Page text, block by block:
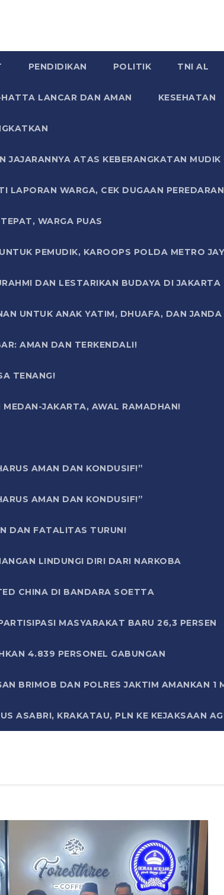
PENDIDIKAN POLITIK TNI AL
LANCAR DAN AMAN KESEHATAN
JAJARANNYA ATAS KEBERANGKATAN
LAPORAN WARGA, CEK DUGAAN
WARGA PUAS
PEMUDIK, KAROOPS POLDA METRO
DAN LESTARIKAN BUDAYA DI JAKARTA
UNTUK ANAK YATIM, DHUAFA, DAN
AMAN DAN TERKENDALI!
TENANG!
MEDAN-JAKARTA, AWAL RAMADHAN!
AMAN DAN KONDUSIF!”
AMAN DAN KONDUSIF!”
DAN FATALITAS TURUN!
LINDUNGI DIRI DARI NARKOBA
CHINA DI BANDARA SOETTA
MASYARAKAT BARU 26,3 PERSEN
4.839 PERSONEL GABUNGAN
BRIMOB DAN POLRES JAKTIM AMANKAN 1
ASABRI, KRAKATAU, PLN KE KEJAKSAAN